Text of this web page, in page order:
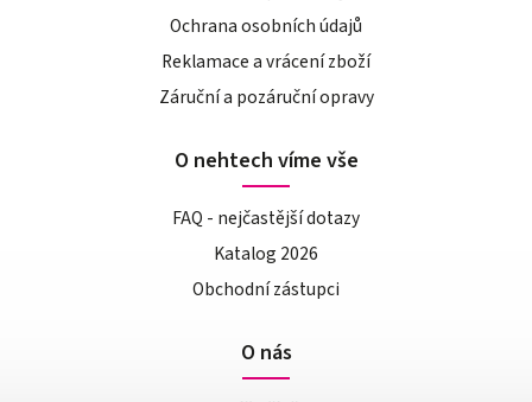
Ochrana osobních údajů
Reklamace a vrácení zboží
Záruční a pozáruční opravy
O nehtech víme vše
FAQ - nejčastější dotazy
Katalog 2026
Obchodní zástupci
O nás